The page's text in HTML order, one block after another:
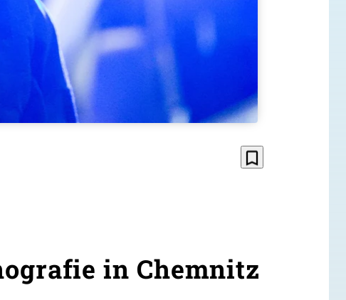
bookmark_border
in Chemnitz